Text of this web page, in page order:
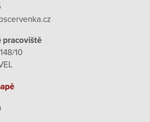
pracoviště
10